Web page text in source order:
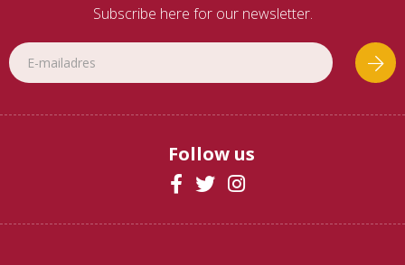
Subscribe here for our newsletter.
Follow us